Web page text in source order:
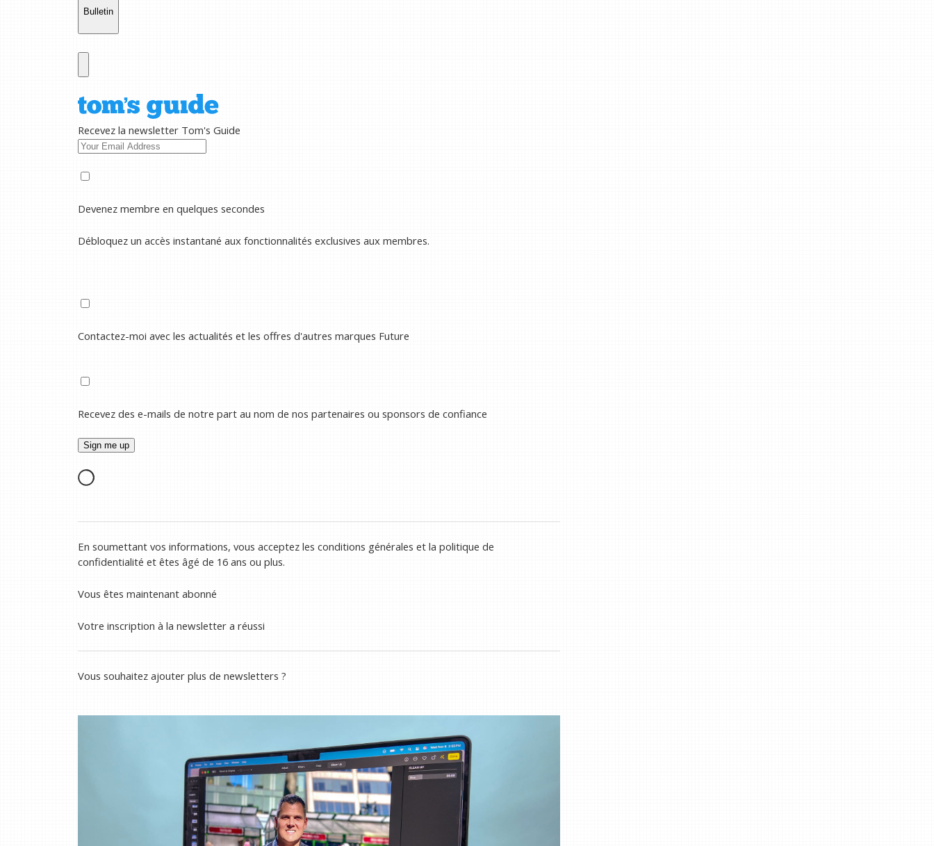
Bulletin
Recevez la newsletter Tom's Guide
Devenez membre en quelques secondes
Débloquez un accès instantané aux fonctionnalités exclusives aux membres.
Contactez-moi avec les actualités et les offres d'autres marques Future
Recevez des e-mails de notre part au nom de nos partenaires ou sponsors de confiance
En soumettant vos informations, vous acceptez les conditions générales et la politique de
confidentialité et êtes âgé de 16 ans ou plus.
Vous êtes maintenant abonné
Votre inscription à la newsletter a réussi
Vous souhaitez ajouter plus de newsletters ?